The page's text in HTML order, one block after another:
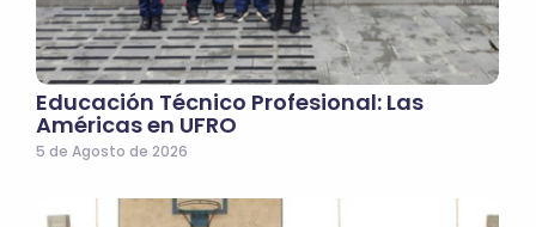
Educación Técnico Profesional: Las
Américas en UFRO
5 de Agosto de 2026